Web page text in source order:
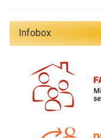
Infobox